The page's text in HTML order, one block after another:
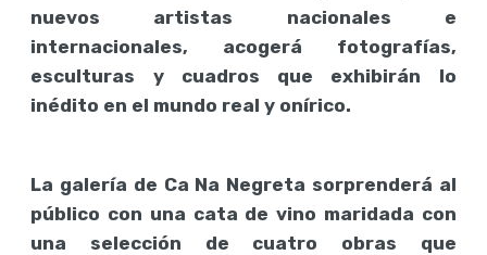
nuevos artistas nacionales e
internacionales, acogerá fotografías,
esculturas y cuadros que exhibirán lo
inédito en el mundo real y onírico.
La galería de Ca Na Negreta sorprenderá al
público con una cata de vino maridada con
una selección de cuatro obras que